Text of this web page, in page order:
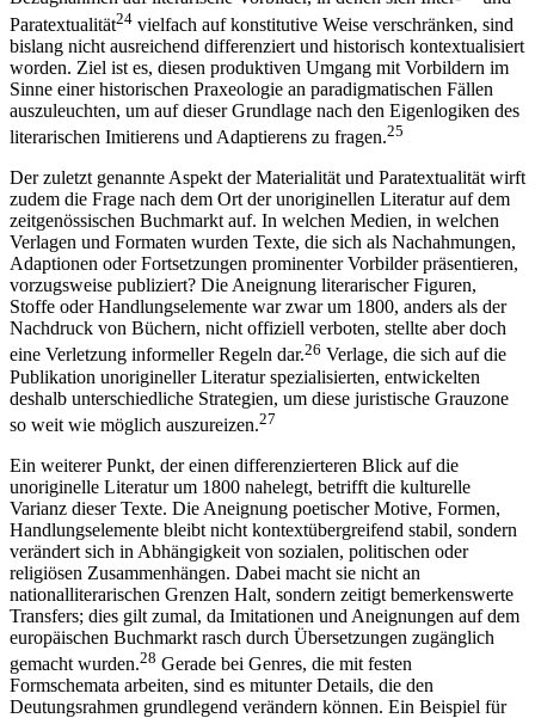
Paratextualität24 vielfach auf konstitutive Weise verschränken, sind
bislang nicht ausreichend differenziert und historisch kontextualisiert
worden. Ziel ist es, diesen produktiven Umgang mit Vorbildern im
Sinne einer historischen Praxeologie an paradigmatischen Fällen
auszuleuchten, um auf dieser Grundlage nach den Eigenlogiken des
literarischen Imitierens und Adaptierens zu fragen.25
Der zuletzt genannte Aspekt der Materialität und Paratextualität wirft
zudem die Frage nach dem Ort der unoriginellen Literatur auf dem
zeitgenössischen Buchmarkt auf. In welchen Medien, in welchen
Verlagen und Formaten wurden Texte, die sich als Nachahmungen,
Adaptionen oder Fortsetzungen prominenter Vorbilder präsentieren,
vorzugsweise publiziert? Die Aneignung literarischer Figuren,
Stoffe oder Handlungselemente war zwar um 1800, anders als der
Nachdruck von Büchern, nicht offiziell verboten, stellte aber doch
eine Verletzung informeller Regeln dar.26 Verlage, die sich auf die
Publikation unorigineller Literatur spezialisierten, entwickelten
deshalb unterschiedliche Strategien, um diese juristische Grauzone
so weit wie möglich auszureizen.27
Ein weiterer Punkt, der einen differenzierteren Blick auf die
unoriginelle Literatur um 1800 nahelegt, betrifft die kulturelle
Varianz dieser Texte. Die Aneignung poetischer Motive, Formen,
Handlungselemente bleibt nicht kontextübergreifend stabil, sondern
verändert sich in Abhängigkeit von sozialen, politischen oder
religiösen Zusammenhängen. Dabei macht sie nicht an
nationalliterarischen Grenzen Halt, sondern zeitigt bemerkenswerte
Transfers; dies gilt zumal, da Imitationen und Aneignungen auf dem
europäischen Buchmarkt rasch durch Übersetzungen zugänglich
gemacht wurden.28 Gerade bei Genres, die mit festen
Formschemata arbeiten, sind es mitunter Details, die den
Deutungsrahmen grundlegend verändern können. Ein Beispiel für